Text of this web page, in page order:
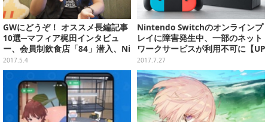
GWにどうぞ！ オススメ長編記事
10選─マフィア梶田インタビュ
ー、会員制飲食店「84」潜入、Ni
ntendo Switchを持ってキャンプ
＆洞窟へ、など
2017.5.4
Nintendo Switchのオンラインプ
レイに障害発生中、一部のネット
ワークサービスが利用不可に【UP
DATE】
2017.7.27